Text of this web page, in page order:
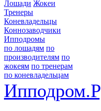
Лошади Жокеи
Тренеры
Коневладельцы
Коннозаводчики
Ипподромы
по лошадям по
производителям по
жокеям по тренерам
по коневладельцам